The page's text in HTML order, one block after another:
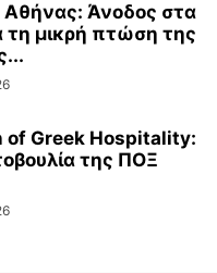
Αθήνας: Άνοδος στα
τη μικρή πτώση της
of Greek Hospitality:
της ΠΟΞ